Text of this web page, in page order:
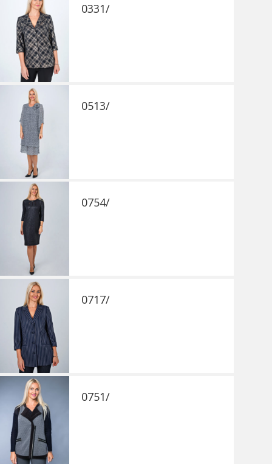
0331/
0513/
0754/
0717/
0751/